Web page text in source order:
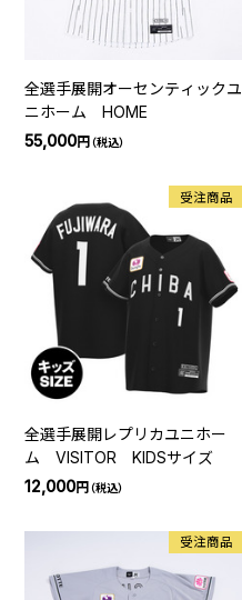
全選手展開オーセンティックユ
ニホーム HOME
55,000円（税込）
受注商品
全選手展開レプリカユニホー
ム VISITOR KIDSサイズ
12,000円（税込）
受注商品